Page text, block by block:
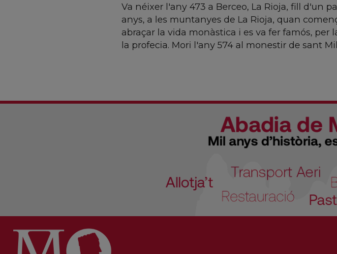
Va néixer l'any 473 a Berceo, La Rioja, fill d'un
anys, a les muntanyes de La Rioja, quan
abraçar la vida monàstica i es va fer famós, per
la profecia. Mori l'any 574 al monestir de sant